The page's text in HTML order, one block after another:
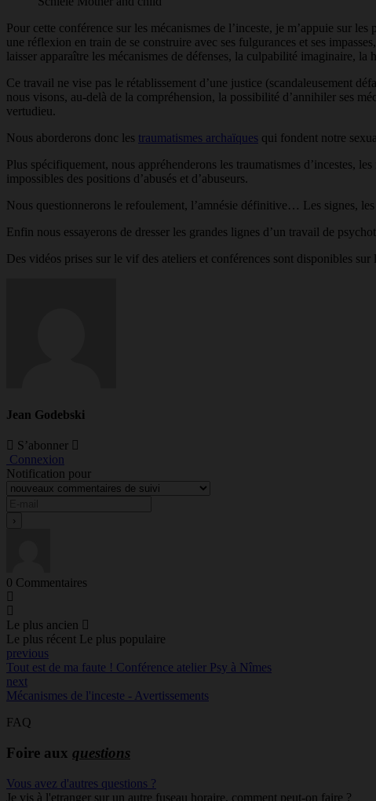
Pour cette conférence sur les mécanismes de l’inceste, je m’appuie sur
une réflexion en train de se construire avec ses fulgurances et ses
laisser apparaître les mécanismes de défenses, la culpabilité imaginaire, la
Ce travail ne vise pas le rétablissement d’une justice (scandaleusement
nous visons, au-delà de la compréhension, la possibilité d’annihiler ses
vertudieu.
Nous aborderons donc les traumatismes archaïques qui fondent notre
Plus spécifiquement, nous appréhenderons les traumatismes d’incestes,
impossibles des positions d’abusés et d’abuseurs.
Nous questionnerons le refoulement, l’amnésie définitive… Les signes,
Enfin nous essayerons de dresser les grandes lignes d’un travail de
Des vidéos prises sur le vif des ateliers et conférences sont disponibles sur
Jean Godebski
S’abonner
Connexion
Notification pour
0 Commentaires
Le plus ancien
Le plus récent Le plus populaire
previous
Tout est de ma faute ! Conférence atelier Psy à Nîmes
next
Mécanismes de l'inceste - Avertissements
FAQ
Foire aux questions
Vous avez d'autres questions ?
Je vis à l'etranger sur un autre fuseau horaire, comment peut-on faire ?